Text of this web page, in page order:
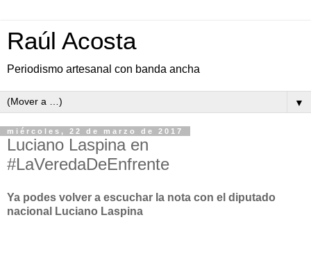
Raúl Acosta
Periodismo artesanal con banda ancha
▼
miércoles, 22 de marzo de 2017
Luciano Laspina en
#LaVeredaDeEnfrente
Ya podes volver a escuchar la nota con el diputado
nacional Luciano Laspina